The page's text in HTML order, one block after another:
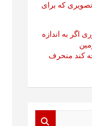
که برای
اگر به اندازه
کند منحرف